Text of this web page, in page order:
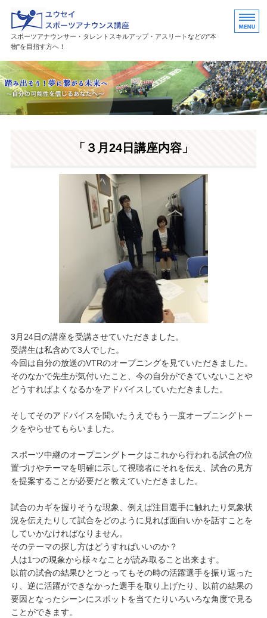
ユウセイスポーツアナウンスス
スポーツアナウンサー・タレントスキルアップ・アスリートなどの"本
物"を目指す方へ！
HOME
講座紹介
活躍中の卒業生・受講生
お問い合わせ
「３月24日講座内容」
3月24日の講座を受講させていただきました。
受講生は私含めて3人でした。
今回は自分の放送のVTRのオープニングを見ていただきました。
そのなかで先生が気付いたこと、今の自分ができていないことや
どうすればよくなるかをアドバイスしていただきました。
そしてそのアドバイスを聞いたうえでもう一度オープニングトー
クをやらせてもらいました。
スポーツ中継のオープニングトークはこれから行われる試合の位
置づけやテーマを明確に示して視聴者にそれを伝え、試合の見方
を提案することが必要だと教えていただきました。
試合のカギを握りそうな現象、例えば注目選手に触れたり気象状
況を伝えたりして試合をどのように見れば面白いかを話すことを
していかなければなりません。
そのテーマの探し方はどうすればいいのか？
人は1つの現象から様々なことが読み取ること出来ます。
以前の試合の結果ひとつとってもその時の活躍選手を振り返った
り、逆に活躍ができなかった選手を取り上げたり、以前の結果の
要因となったシーンにスポットを当てたりいろいろな角度で見る
ことができます。